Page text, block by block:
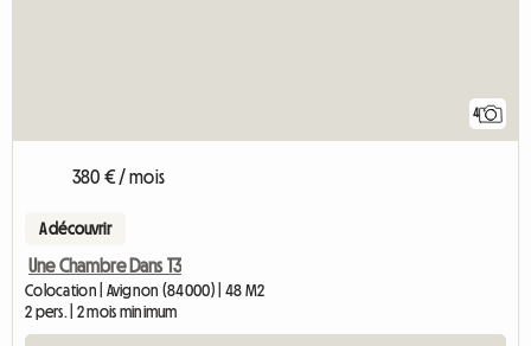
4
380 € / mois
A découvrir
Une Chambre Dans T3
Colocation | Avignon (84000) | 48 M2
2 pers. | 2 mois minimum